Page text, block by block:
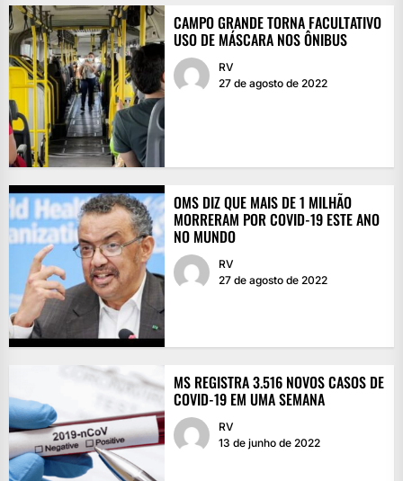
CAMPO GRANDE TORNA FACULTATIVO
USO DE MÁSCARA NOS ÔNIBUS
RV
27 de agosto de 2022
OMS DIZ QUE MAIS DE 1 MILHÃO
MORRERAM POR COVID-19 ESTE ANO
NO MUNDO
RV
27 de agosto de 2022
MS REGISTRA 3.516 NOVOS CASOS DE
COVID-19 EM UMA SEMANA
RV
13 de junho de 2022